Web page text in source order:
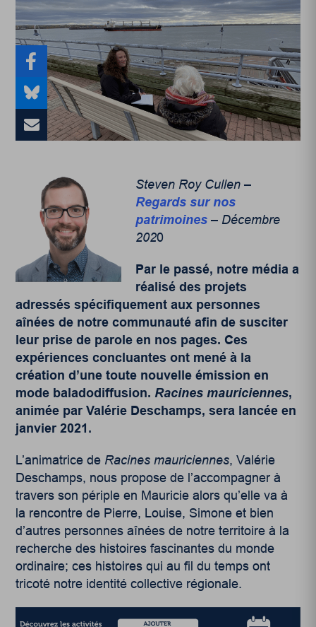
Steven Roy Cullen –
Regards sur nos
patrimoines – Décembre
2020
Par le passé, notre média a
réalisé des projets
adressés spécifiquement aux personnes
aînées de notre communauté afin de susciter
leur prise de parole en nos pages. Ces
expériences concluantes ont mené à la
création d’une toute nouvelle émission en
mode baladodiffusion. Racines mauriciennes,
animée par Valérie Deschamps, sera lancée en
janvier 2021.
L’animatrice de Racines mauriciennes, Valérie
Deschamps, nous propose de l’accompagner à
travers son périple en Mauricie alors qu’elle va à
la rencontre de Pierre, Louise, Simone et bien
d’autres personnes aînées de notre territoire à la
recherche des histoires fascinantes du monde
ordinaire; ces histoires qui au fil du temps ont
tricoté notre identité collective régionale.